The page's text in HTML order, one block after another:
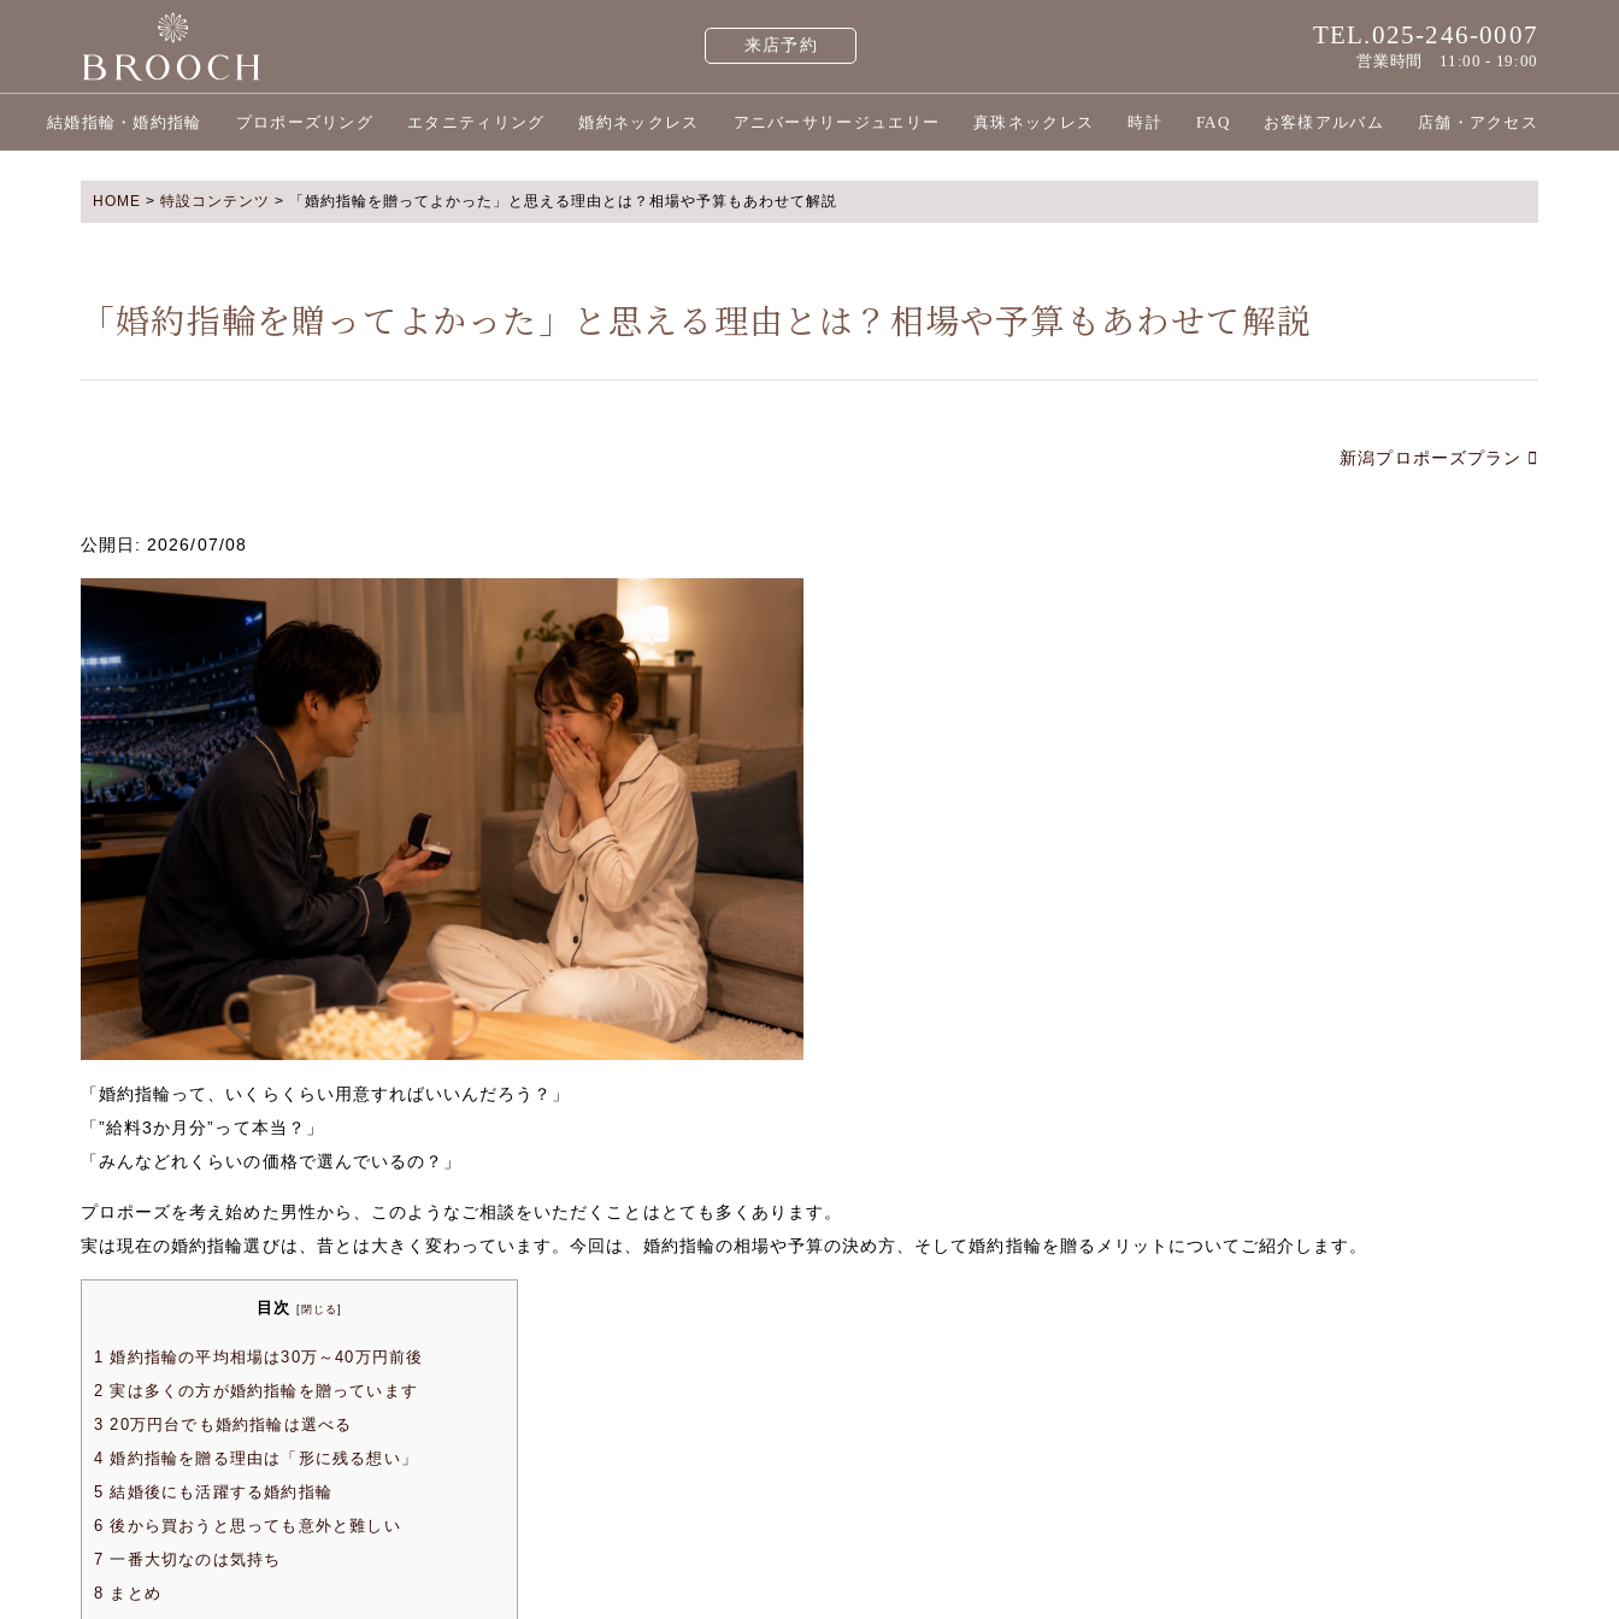
来店予約 TEL.025-246-0007
営業時間 11:00 - 19:00
結婚指輪・婚約指輪 プロポーズリング エタニティリング 婚約ネックレス アニバーサリージュエリー 真珠ネックレス 時計 FAQ お客様アルバム 店舗・アクセス
HOME > 特設コンテンツ > 「婚約指輪を贈ってよかった」と思える理由とは？相場や予算もあわせて解説
「婚約指輪を贈ってよかった」と思える理由とは？相場や予算もあわせて解説
新潟プロポーズプラン
公開日: 2026/07/08
「婚約指輪って、いくらくらい用意すればいいんだろう？」
「”給料3か月分”って本当？」
「みんなどれくらいの価格で選んでいるの？」
プロポーズを考え始めた男性から、このようなご相談をいただくことはとても多くあります。
実は現在の婚約指輪選びは、昔とは大きく変わっています。今回は、婚約指輪の相場や予算の決め方、そして婚約指輪を贈るメリットについてご紹介します。
目次 [ 閉じる ]
1 婚約指輪の平均相場は30万～40万円前後
2 実は多くの方が婚約指輪を贈っています
3 20万円台でも婚約指輪は選べる
4 婚約指輪を贈る理由は「形に残る想い」
5 結婚後にも活躍する婚約指輪
6 後から買おうと思っても意外と難しい
7 一番大切なのは気持ち
8 まとめ